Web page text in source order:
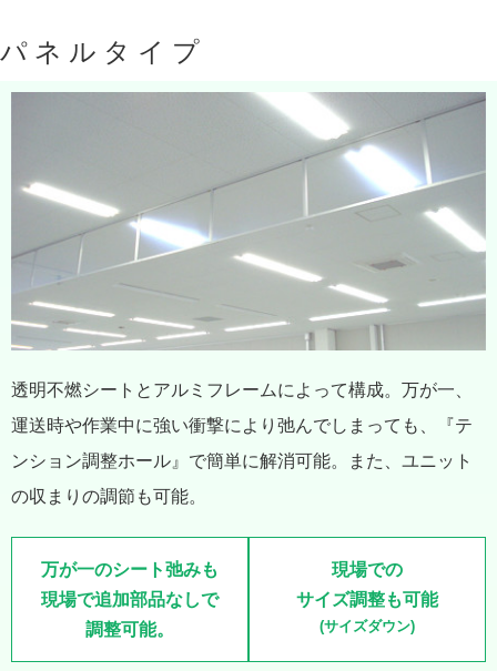
パネルタイプ
透明不燃シートとアルミフレームによって構成。万が一、
運送時や作業中に強い衝撃により弛んでしまっても、『テ
ンション調整ホール』で簡単に解消可能。また、ユニット
の収まりの調節も可能。
万が一のシート弛みも
現場で追加部品なしで
調整可能。
現場での
サイズ調整も可能
(サイズダウン)